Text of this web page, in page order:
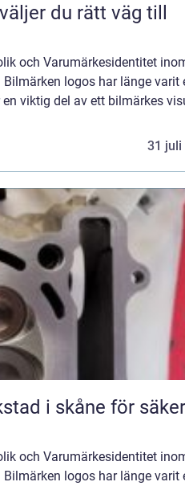
och Varumärkesidentitet
logos har länge varit
viktig del av ett bilmärkes
31 juli
i skåne för säker
och Varumärkesidentitet
logos har länge varit